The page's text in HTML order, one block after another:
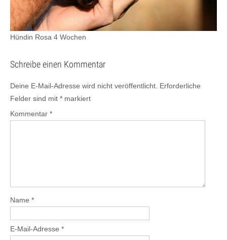
Hündin Rosa 4 Wochen
Schreibe einen Kommentar
Deine E-Mail-Adresse wird nicht veröffentlicht. Erforderliche
Felder sind mit * markiert
Kommentar *
Name *
E-Mail-Adresse *